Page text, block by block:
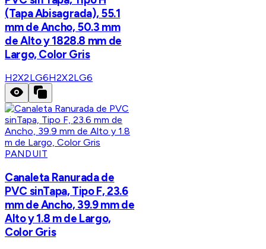
(Tapa Abisagrada), 55.1
mm de Ancho, 50.3 mm
de Alto y 1828.8 mm de
Largo, Color Gris
H2X2LG6H2X2LG6
PANDUIT
Canaleta Ranurada de
PVC sinTapa, Tipo F, 23.6
mm de Ancho, 39.9 mm de
Alto y 1.8 m de Largo,
Color Gris